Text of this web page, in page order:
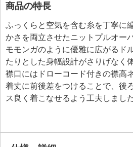
商品の特長
ふっくらと空気を含む糸を丁寧に
かさを両立させたニットプルオー
モモンガのように優雅に広がるド
たりとした身幅設計がさりげなく
襟口にはドローコード付きの襟高
着丈に前後差をつけることで、後
ス良く着こなせるよう工夫しました